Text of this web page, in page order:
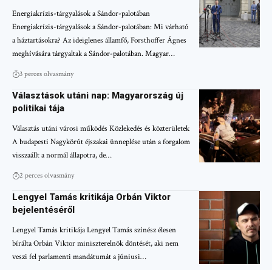
Energiakrízis-tárgyalások a Sándor-palotában
Energiakrízis-tárgyalások a Sándor-palotában: Mi várható
a háztartásokra? Az ideiglenes államfő, Forsthoffer Ágnes
meghívására tárgyaltak a Sándor-palotában. Magyar…
3 perces olvasmány
Választások utáni nap: Magyarország új
politikai tája
Választás utáni városi működés Közlekedés és közterületek
A budapesti Nagykörút éjszakai ünneplése után a forgalom
visszaállt a normál állapotra, de…
2 perces olvasmány
Lengyel Tamás kritikája Orbán Viktor
bejelentéséről
Lengyel Tamás kritikája Lengyel Tamás színész élesen
bírálta Orbán Viktor miniszterelnök döntését, aki nem
veszi fel parlamenti mandátumát a júniusi…